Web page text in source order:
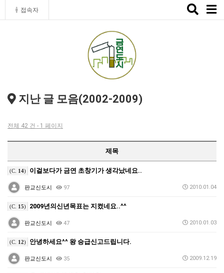
접속자
Toggle
지난 글 모음(2002-2009)
전체 42 건 - 1 페이지
제목
(C. 14) 이걸보다가 금연 초창기가 생각났네요..
판교신도시 97 2010.01.04
(C. 15) 2009년의신년목표는 지켰네요..^^
판교신도시 47 2010.01.03
(C. 12) 안녕하세요^^ 왕 승급신고드립니다.
판교신도시 35 2009.12.19